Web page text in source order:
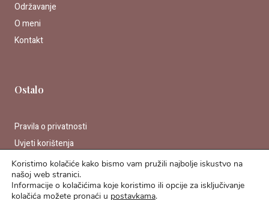
Održavanje
O meni
Kontakt
Ostalo
Pravila o privatnosti
Uvjeti korištenja
Koristimo kolačiće kako bismo vam pružili najbolje iskustvo na
našoj web stranici.
Informacije o kolačićima koje koristimo ili opcije za isključivanje
kolačića možete pronaći u postavkama.